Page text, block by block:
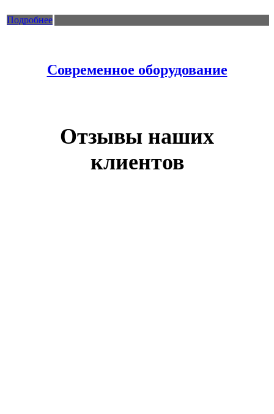
Подробнее
Современное оборудование
Отзывы наших
клиентов